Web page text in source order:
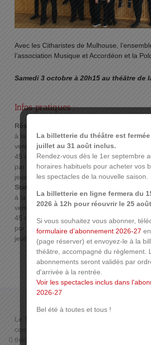
Avec les Citharistes de Mulhouse,
l’association Musique et Accordéon et la
Samedi 3 octobre à 20h15 au théâtre de
Infos pratiques :
Réservations :
à la caisse du théâtre les lundi, mardi, jeudi
vendredi de 10h30 à 12h30 et de 16h à
45 minutes avant le début du spectacle,
par téléphone au 03 89 33 78 01 les lundi,
jeudi et vendredi de 14h30 à 16h
Stationnement :
à la caisse du théâtre les lundi, mardi, jeudi
vendredi de 10h30 à 12h30 et de 16h à
45 minutes avant le début du spectacle,
par téléphone au 03 89 33 78 01 les lundi,
jeudi et vendredi de 14h30 à 16h
Le THÉÂTRE DE LA SINNE propose un
constitué de :
théâtre de boulevard,
La billetterie du théâtre est
juillet au 31 août inclus.
Rendez-vous dès le 1er septembre
horaires habituels pour acheter vos
les spectacles de la nouvelle saison.
La billetterie en ligne fermera du
2026 à 12h pour réouvrir le 25
Si vous souhaitez vous abonner,
formulaire d’abonnement 2026-27
(page réserver) et envoyez-le à la
théâtre, accompagné du règlement.
abonnements seront validés par
d'arrivée à la rentrée.
Voir les spectacles inclus dans
2026-27
Bel été à toutes et tous !